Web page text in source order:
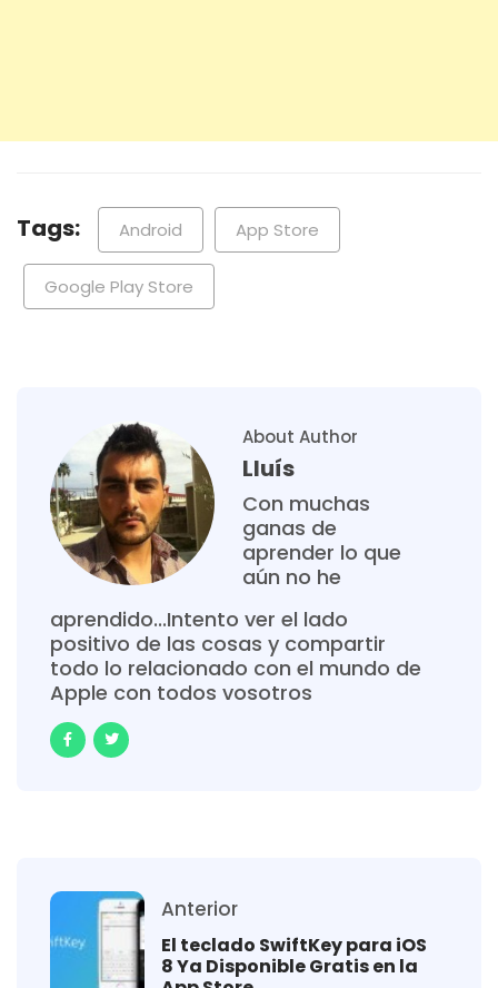
Tags: Android App Store
Google Play Store
About Author
Lluís
Con muchas
ganas de
aprender lo que
aún no he
aprendido...Intento ver el lado
positivo de las cosas y compartir
todo lo relacionado con el mundo de
Apple con todos vosotros
Anterior
El teclado SwiftKey para iOS
8 Ya Disponible Gratis en la